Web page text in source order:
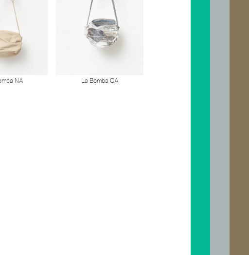
NA La Bomba CA